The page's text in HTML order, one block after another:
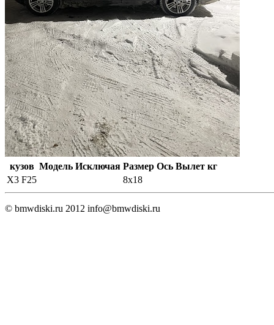
кузов Модель Исключая Размер Ось Вылет кг
X3 F25
8x18
© bmwdiski.ru 2012 info@bmwdiski.ru